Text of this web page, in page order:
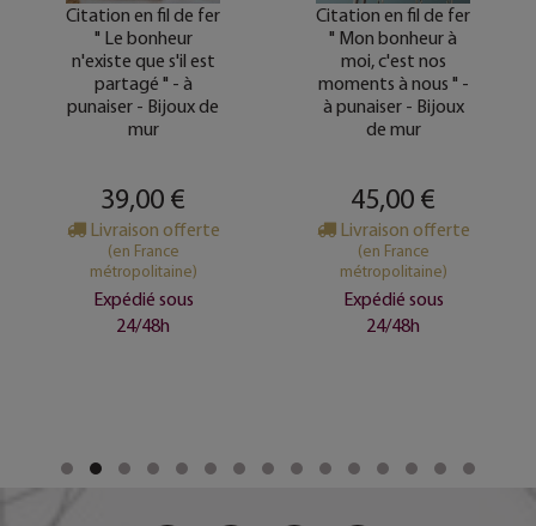
Citation en fil de fer
" Le bonheur
n'existe que s'il est
partagé " - à
punaiser - Bijoux de
mur
39,00 €
Livraison offerte
(en France
métropolitaine)
Expédié sous
24/48h
Citation en fil de fer
" Mon bonheur à
moi, c'est nos
moments à nous " -
à punaiser - Bijoux
de mur
45,00 €
Livraison offerte
(en France
métropolitaine)
Expédié sous
24/48h